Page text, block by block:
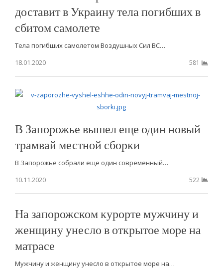
доставит в Украину тела погибших в
сбитом самолете
Тела погибших самолетом Воздушных Сил ВС…
18.01.2020
581
В Запорожье вышел еще один новый
трамвай местной сборки
В Запорожье собрали еще один современный…
10.11.2020
522
На запорожском курорте мужчину и
женщину унесло в открытое море на
матрасе
Мужчину и женщину унесло в открытое море на…